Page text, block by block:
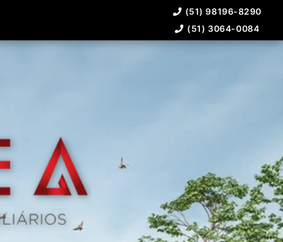
(51) 98196-8290
(51) 3064-0084